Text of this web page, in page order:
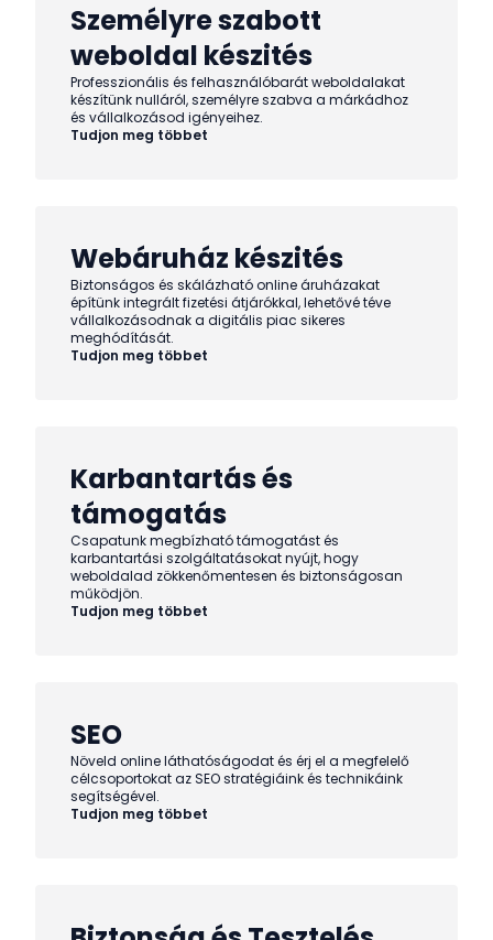
Személyre szabott
weboldal készités
Professzionális és felhasználóbarát weboldalakat
készítünk nulláról, személyre szabva a márkádhoz
és vállalkozásod igényeihez.
Tudjon meg többet
Webáruház készités
Biztonságos és skálázható online áruházakat
építünk integrált fizetési átjárókkal, lehetővé téve
vállalkozásodnak a digitális piac sikeres
meghódítását.
Tudjon meg többet
Karbantartás és
támogatás
Csapatunk megbízható támogatást és
karbantartási szolgáltatásokat nyújt, hogy
weboldalad zökkenőmentesen és biztonságosan
működjön.
Tudjon meg többet
SEO
Növeld online láthatóságodat és érj el a megfelelő
célcsoportokat az SEO stratégiáink és technikáink
segítségével.
Tudjon meg többet